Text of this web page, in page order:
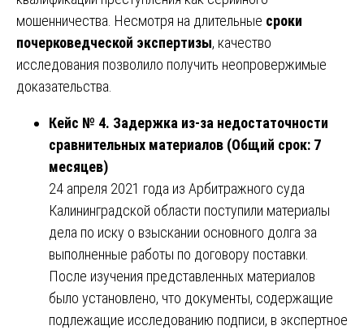
мошенничества. Несмотря на длительные сроки
почерковедческой экспертизы, качество
исследования позволило получить неопровержимые
доказательства.
Кейс № 4. Задержка из-за недостаточности
сравнительных материалов (Общий срок: 7
месяцев)
24 апреля 2021 года из Арбитражного суда
Калининградской области поступили материалы
дела по иску о взыскании основного долга за
выполненные работы по договору поставки.
После изучения представленных материалов
было установлено, что документы, содержащие
подлежащие исследованию подписи, в экспертное